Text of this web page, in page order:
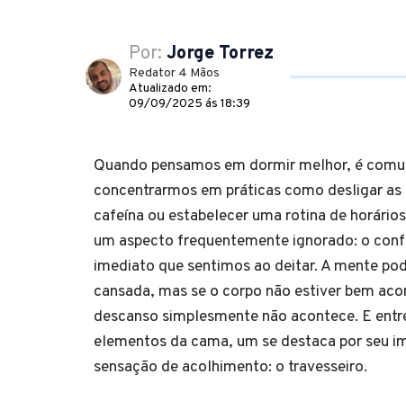
Por: Jorge Torrez
Redator 4 Mãos
Atualizado em:
09/09/2025 ás 18:39
Quando pensamos em dormir melhor, é
concentrarmos em práticas como desligar
cafeína ou estabelecer uma rotina de
um aspecto frequentemente ignorado: o
imediato que sentimos ao deitar. A mente
cansada, mas se o corpo não estiver bem
descanso simplesmente não acontece. E
elementos da cama, um se destaca por seu
sensação de acolhimento: o travesseiro.